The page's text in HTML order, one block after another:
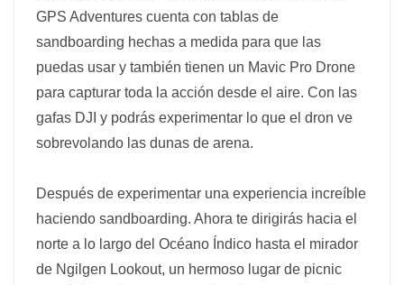
GPS Adventures cuenta con tablas de
sandboarding hechas a medida para que las
puedas usar y también tienen un Mavic Pro Drone
para capturar toda la acción desde el aire. Con las
gafas DJI y podrás experimentar lo que el dron ve
sobrevolando las dunas de arena.
Después de experimentar una experiencia increíble
haciendo sandboarding. Ahora te dirigirás hacia el
norte a lo largo del Océano Índico hasta el mirador
de Ngilgen Lookout, un hermoso lugar de picnic